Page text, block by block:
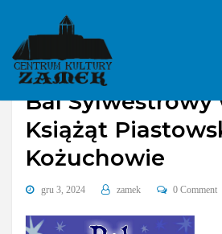
content
Bal Sylwestrowy
Książąt
Kożuchowie
gru 3, 2024 zamek 0 Comment